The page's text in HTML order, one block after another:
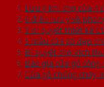
Lưu ý khi chọn cửa
6 điều lưu ý về
3 bí quyết thiết kế
5 mẫu cửa sổ đẹp
Bí quyết chọn kích
Báo giá cửa gỗ
Cửa gỗ chống cháy